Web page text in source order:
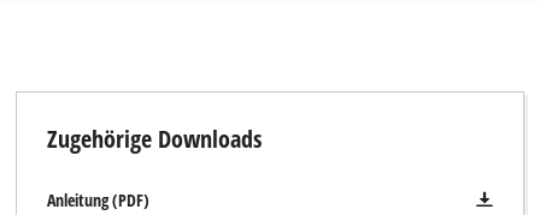
möglich. Der Außendurchmesser beträgt 200 mm und die
mm und einer großen Schnittflächentiefe von 4,0 mm
Zugehörige Downloads
Anleitung (PDF)